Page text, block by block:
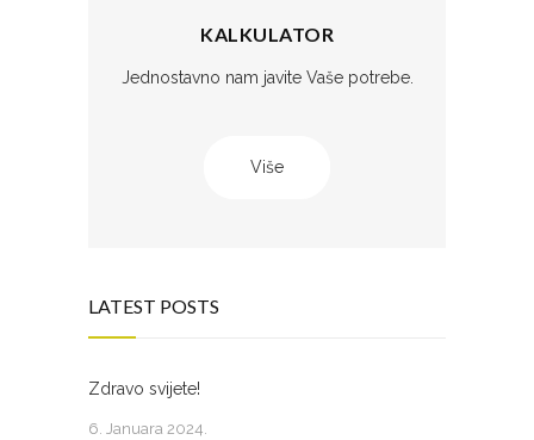
KALKULATOR
Jednostavno nam javite Vaše potrebe.
Više
LATEST POSTS
Zdravo svijete!
6. Januara 2024.